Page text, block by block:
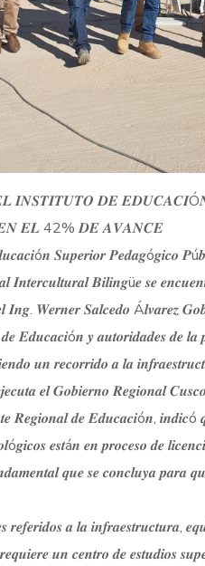
𝑫𝑬
𝑬𝑳 42% 𝑫𝑬 𝑨𝑽𝑨𝑵𝑪𝑬
𝑺𝒖𝒑𝒆𝒓𝒊𝒐𝒓 𝑷𝒆𝒅𝒂𝒈ó𝒈𝒊𝒄𝒐
𝑩𝒊𝒍𝒊𝒏𝒈ü𝒆 𝒔𝒆
𝒆𝒍 𝑰𝒏𝒈. 𝑾𝒆𝒓𝒏𝒆𝒓 𝑺𝒂𝒍𝒄𝒆𝒅𝒐
𝑬𝒅𝒖𝒄𝒂𝒄𝒊ó𝒏 𝒚 𝒂𝒖𝒕𝒐𝒓𝒊𝒅𝒂𝒅𝒆𝒔 𝒅𝒆 𝒍𝒂
𝒖𝒏 𝒓𝒆𝒄𝒐𝒓𝒓𝒊𝒅𝒐 𝒂 𝒍𝒂
𝒆𝒍 𝑮𝒐𝒃𝒊𝒆𝒓𝒏𝒐 𝑹𝒆𝒈𝒊𝒐𝒏𝒂𝒍
𝑹𝒆𝒈𝒊𝒐𝒏𝒂𝒍 𝒅𝒆 𝑬𝒅𝒖𝒄𝒂𝒄𝒊ó𝒏,
𝒆𝒔𝒕á𝒏 𝒆𝒏 𝒑𝒓𝒐𝒄𝒆𝒔𝒐 𝒅𝒆
𝒒𝒖𝒆 𝒔𝒆 𝒄𝒐𝒏𝒄𝒍𝒖𝒚𝒂 𝒑𝒂𝒓𝒂
𝒂 𝒍𝒂 𝒊𝒏𝒇𝒓𝒂𝒆𝒔𝒕𝒓𝒖𝒄𝒕𝒖𝒓𝒂,
𝒖𝒏 𝒄𝒆𝒏𝒕𝒓𝒐 𝒅𝒆 𝒆𝒔𝒕𝒖𝒅𝒊𝒐𝒔